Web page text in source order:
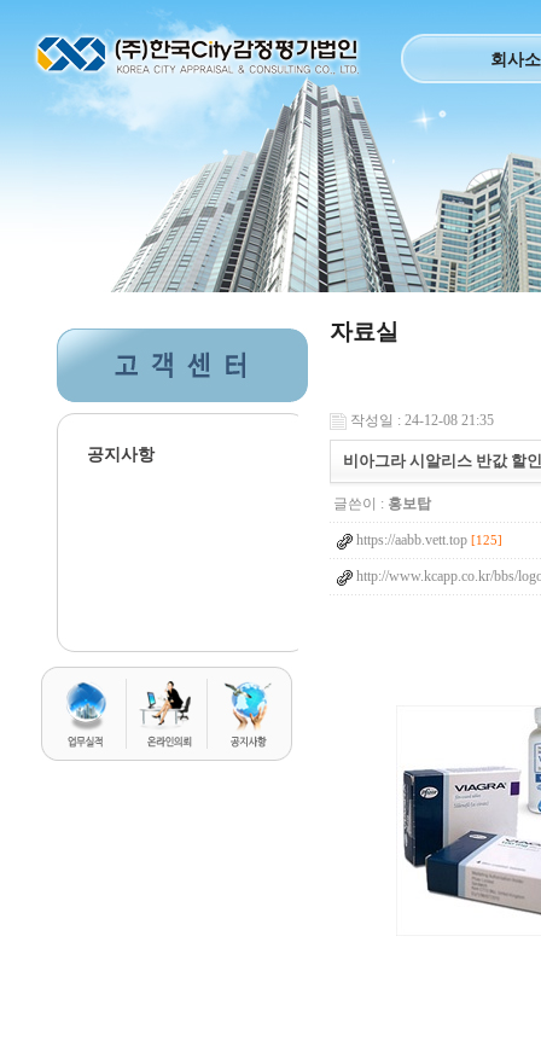
회사
공지사항
자료실
작성일 : 24-12-08 21:35
비아그라 시알리스 반값 할
글쓴이 : 홍보탑
https://aabb.vett.top [125]
http://www.kcapp.co.kr/bbs/